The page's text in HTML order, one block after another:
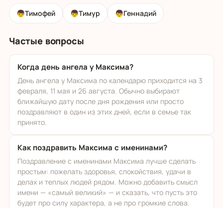
👦Тимофей 👦Тимур 👦Геннадий
Частые вопросы
Когда день ангела у Максима?
День ангела у Максима по календарю приходится на 3
февраля, 11 мая и 26 августа. Обычно выбирают
ближайшую дату после дня рождения или просто
поздравляют в один из этих дней, если в семье так
принято.
Как поздравить Максима с именинами?
Поздравление с именинами Максима лучше сделать
простым: пожелать здоровья, спокойствия, удачи в
делах и теплых людей рядом. Можно добавить смысл
имени — «самый великий» — и сказать, что пусть это
будет про силу характера, а не про громкие слова.